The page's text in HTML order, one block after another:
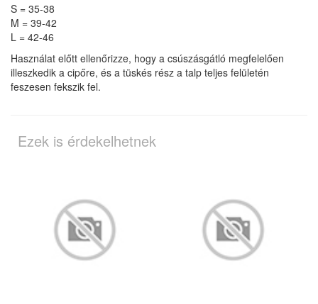
S = 35-38
M = 39-42
L = 42-46
Használat előtt ellenőrizze, hogy a csúszásgátló megfelelően
illeszkedik a cipőre, és a tüskés rész a talp teljes felületén
feszesen fekszik fel.
Ezek is érdekelhetnek